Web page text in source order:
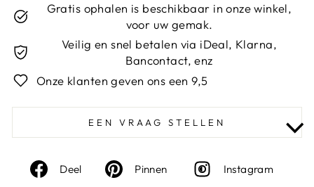
Gratis ophalen is beschikbaar in onze winkel,
voor uw gemak.
Veilig en snel betalen via iDeal, Klarna,
Bancontact, enz
Onze klanten geven ons een 9,5
EEN VRAAG STELLEN
Deel
Deel
Pinnen
Deel
Instagram